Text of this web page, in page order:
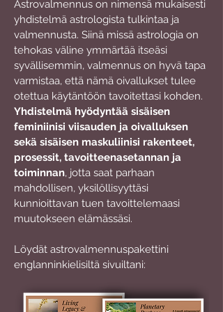
Astrovalmennus on nimensä mukaisesti
yhdistelmä astrologista tulkintaa ja
valmennusta. Siinä missä astrologia on
tehokas väline ymmärtää itseäsi
syvällisemmin, valmennus on hyvä tapa
varmistaa, että nämä oivallukset tulee
otettua käytäntöön tavoitettasi kohden.
Yhdistelmä hyödyntää sisäisen
feminiinisi viisauden ja oivalluksen
sekä sisäisen maskuliinisi rakenteet,
prosessit, tavoitteenasetannan ja
toiminnan, jotta saat parhaan
mahdollisen, yksilöllisyyttäsi
kunnioittavan tuen tavoittelemaasi
muutokseen elämässäsi.
Löydät astrovalmennuspakettini
englanninkielisiltä sivuiltani: